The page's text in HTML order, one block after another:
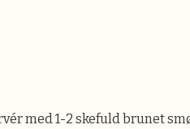
med 1-2 skefuld brunet